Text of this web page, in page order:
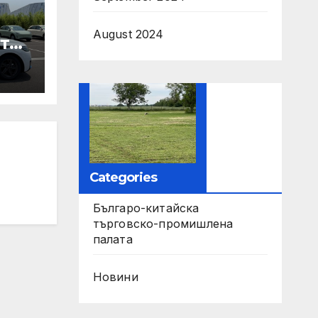
August 2024
Categories
Българо-китайска
търговско-промишлена
палата
Новини